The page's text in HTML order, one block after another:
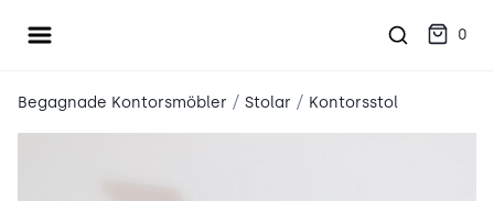
Öppna meny 0
Begagnade Kontorsmöbler / Stolar / Kontorsstol